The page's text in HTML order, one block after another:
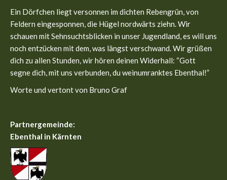
in
new
window
in
new
window
Ein Dörfchen liegt versonnen im dichten Rebengrün, von
Feldern eingesponnen, die Hügel nordwärts ziehn. Wir
schauen mit Sehnsuchtsblicken in unser Jugendland, es will uns
noch entzücken mit dem, was längst verschwand. Wir grüßen
dich zu allen Stunden, wir hören deinen Widerhall: “Gott
segne dich, mit uns verbunden, du weinumranktes Ebenthal!”
Worte und vertont von Bruno Graf
Partnergemeinde:
Ebenthal in Kärnten